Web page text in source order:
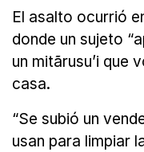
El asalto ocurrió
donde un sujeto
un mitãrusu’i que
casa.
“Se subió un
usan para limpiar